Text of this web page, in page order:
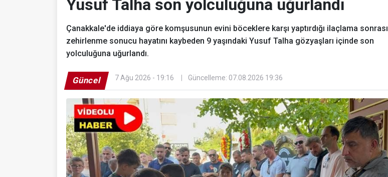
Yusuf Talha son yolculuğuna uğurlandı
Çanakkale'de iddiaya göre komşusunun evini böceklere karşı yaptırdığı ilaçlama sonrası
zehirlenme sonucu hayatını kaybeden 9 yaşındaki Yusuf Talha gözyaşları içinde son
yolculuğuna uğurlandı.
Güncel 7 Ağu 2026 - 19:16 Güncelleme: 07.08.2026 19:36